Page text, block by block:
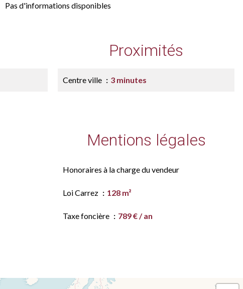
Pas d'informations disponibles
Proximités
Centre ville 3 minutes
Mentions légales
Honoraires à la charge du vendeur
Loi Carrez 128 m²
Taxe foncière 789 € / an